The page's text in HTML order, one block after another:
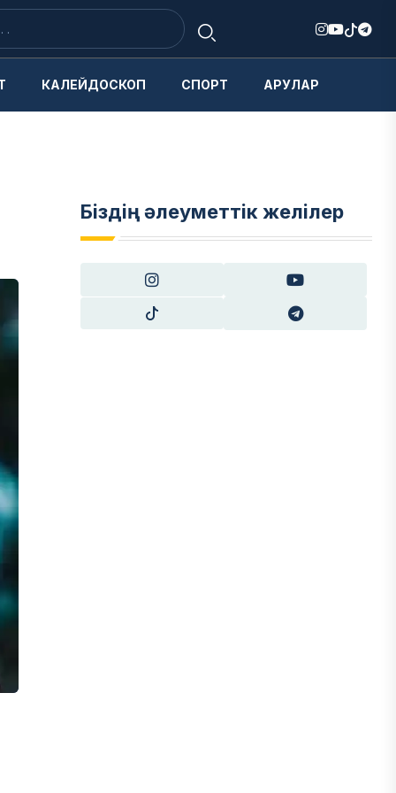
КАЛЕЙДОСКОП СПОРТ АРУЛАР
Біздің әлеуметтік желілер